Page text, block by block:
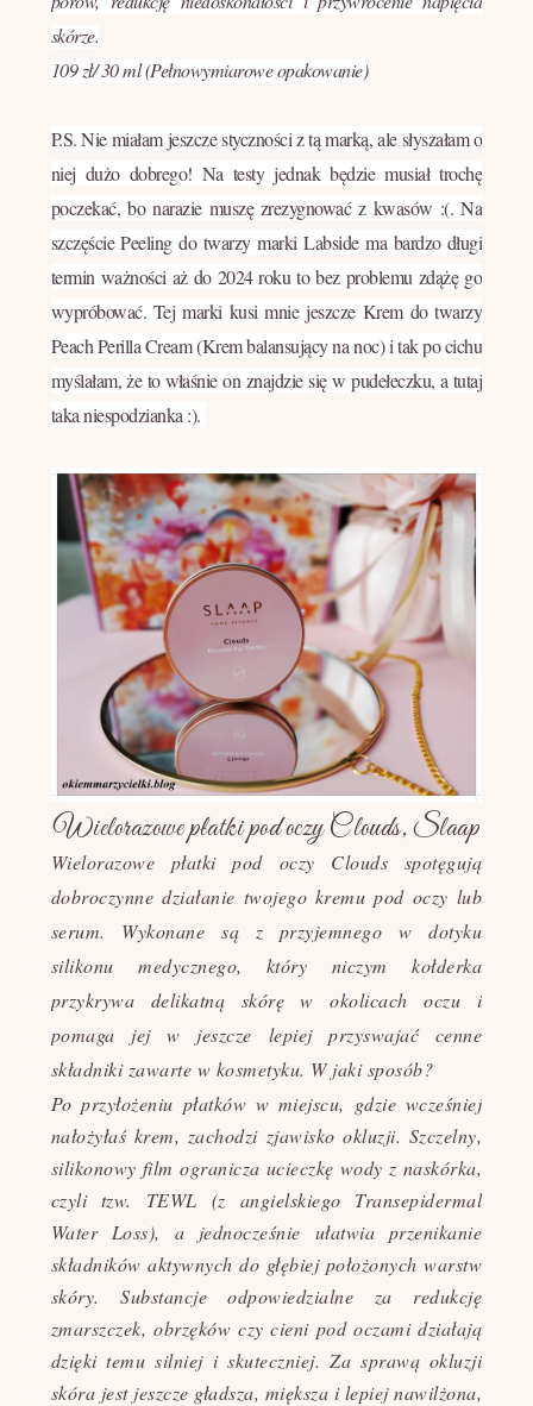
skórze.
109 zł/ 30 ml (Pełnowymiarowe opakowanie)
P.S.Nie miałam jeszcze styczności z tą marką, ale słyszałam o
niej dużo dobrego! Na testy jednak będzie musiał trochę
poczekać, bo narazie muszę zrezygnować z kwasów :(. Na
szczęście Peeling do twarzy marki Labside ma bardzo długi
termin ważności aż do 2024 roku to bez problemu zdążę go
wypróbować. Tej marki kusi mnie jeszcze Krem do twarzy
Peach Perilla Cream (Krem balansujący na noc)i tak po cichu
myślałam, że to właśnie on znajdzie się w pudełeczku, a tutaj
taka niespodzianka :).
Wielorazowe płatki pod oczy Clouds, Slaap
Wielorazowe płatki pod oczy Clouds spotęgują
dobroczynne działanie twojego kremu pod oczy lub
serum. Wykonane są z przyjemnego w dotyku
silikonu medycznego, który niczym kołderka
przykrywa delikatną skórę w okolicach oczu i
pomaga jej w jeszcze lepiej przyswajać cenne
składniki zawarte w kosmetyku. W jaki sposób?
Po przyłożeniu płatków w miejscu, gdzie wcześniej
nałożyłaś krem, zachodzi zjawisko okluzji. Szczelny,
silikonowy film ogranicza ucieczkę wody z naskórka,
czyli tzw. TEWL (z angielskiego Transepidermal
Water Loss), a jednocześnie ułatwia przenikanie
składników aktywnych do głębiej położonych warstw
skóry. Substancje odpowiedzialne za redukcję
zmarszczek, obrzęków czy cieni pod oczami działają
dzięki temu silniej i skuteczniej. Za sprawą okluzji
skóra jest jeszcze gładsza, miększa i lepiej nawilżona,